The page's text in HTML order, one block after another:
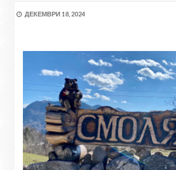
ДЕКЕМВРИ 18, 2024